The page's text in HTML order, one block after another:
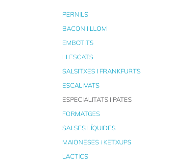
PERNILS
BACON I LLOM
EMBOTITS
LLESCATS
SALSITXES I FRANKFURTS
ESCALIVATS
ESPECIALITATS I PATES
FORMATGES
SALSES LÍQUIDES
MAIONESES i KETXUPS
LACTICS